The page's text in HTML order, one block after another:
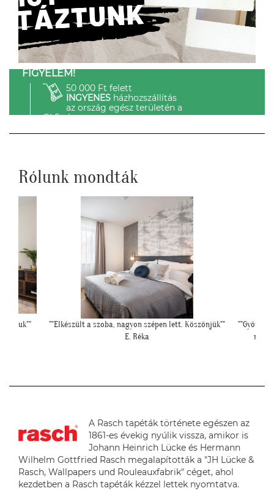
FIGYELEM!
50 000 Ft felett
INGYENESházhozszállítás
az ország egész területén a
GLS-el.
Rólunk mondták
""Gyönyörűek a tapéták. A szakember is boldog volt,
mivel tényleg könnyű volt feltenni, magas
A Rasch tapéták története egészen az
1861-es évekig nyúlik vissza, amikor is
Johann Heinrich Lücke és Hermann
Wilhelm Gottfried Rasch megalapították a "JH Lücke &
Rasch, Wallpapers und Rouleauxfabrik" céget, ahol
kezdetben a Rasch tapéták kézzel lettek nyomtatva.